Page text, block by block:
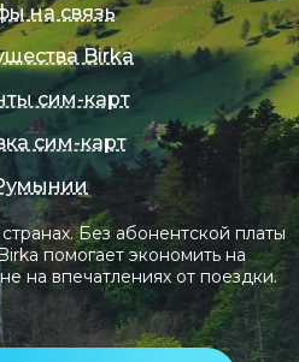
на связь
Birka
сим-карт
сим-карт
Без абонентской платы
помогает экономить на
на впечатлениях от поездки.